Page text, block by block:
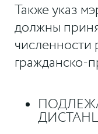
Также указ
должны
численности
гражданско-